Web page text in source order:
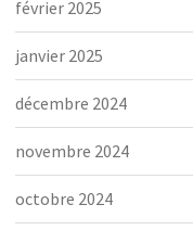
février 2025
janvier 2025
décembre 2024
novembre 2024
octobre 2024